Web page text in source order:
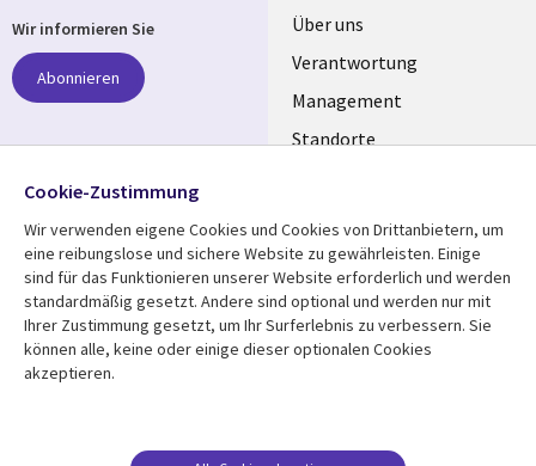
Useful
links
GERMANY
Über uns
Verantwortung
Management
Standorte
Mediathek
Library
Aktuelles
Rechtliches
Beschwerden/Hinweise
Wir informieren Sie
Abonnieren
Folgen Sie uns
Social
Media
GERMANY
Cookie-Zustimmung
Wir verwenden eigene Cookies und Cookies von Drittanbietern, um
eine reibungslose und sichere Website zu gewährleisten. Einige
sind für das Funktionieren unserer Website erforderlich und werden
standardmäßig gesetzt. Andere sind optional und werden nur mit
Ihrer Zustimmung gesetzt, um Ihr Surferlebnis zu verbessern. Sie
können alle, keine oder einige dieser optionalen Cookies
akzeptieren.